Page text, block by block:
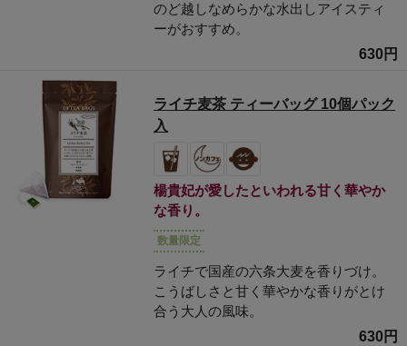
のど越しなめらかな水出しアイスティ
ーがおすすめ。
630円
ライチ麦茶 ティーバッグ 10個パック
入
楊貴妃が愛したといわれる甘く華やか
な香り。
数量限定
ライチで国産の六条大麦を香りづけ。
こうばしさと甘く華やかな香りがとけ
合う大人の風味。
630円